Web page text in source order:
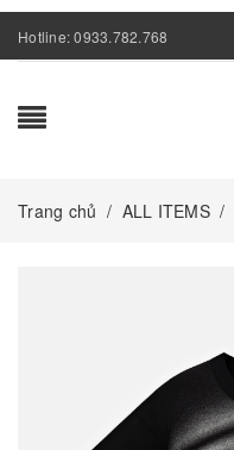
Hotline:0933.782.768
Trang chủ / ALL ITEMS /